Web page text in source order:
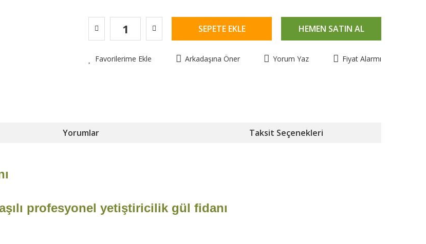
SEPETE EKLE HEMEN SATIN AL
Favorilerime Ekle Arkadaşına Öner Yorum Yaz Fiyat Alarmı
Yorumlar Taksit Seçenekleri
profesyonel yetiştiricilik gül fidanı